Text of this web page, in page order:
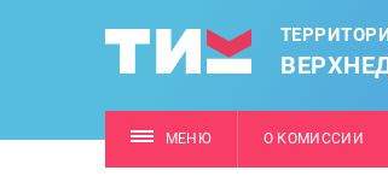
МЕНЮ О КОМИССИИ